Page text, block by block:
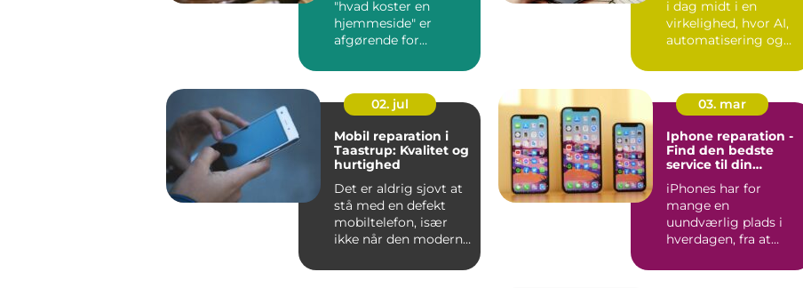
"hvad koster en
hjemmeside" er
afgørende for
i dag midt i en
virkelighed, hvor AI,
automatisering og
ud...
02. jul
Mobil reparation i
Taastrup: Kvalitet og
hurtighed
Det er aldrig sjovt at
stå med en defekt
mobiltelefon, især
ikke når den moderne
03. mar
Iphone reparation -
Find den bedste
service til din
iPhones har for
mange en
uundværlig plads i
hverdagen, fra at
arbejdslivet til at h...